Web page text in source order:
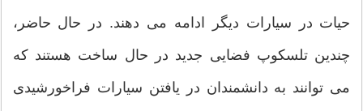
حیات در سیارات دیگر ادامه می دهند. در حال حاضر،
چندین تلسکوپ فضایی جدید در حال ساخت هستند که
می توانند به دانشمندان در یافتن سیارات فراخورشیدی